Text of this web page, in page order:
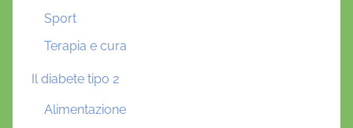
Sport
Terapia e cura
Il diabete tipo 2
Alimentazione